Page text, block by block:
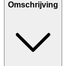
Omschrijving